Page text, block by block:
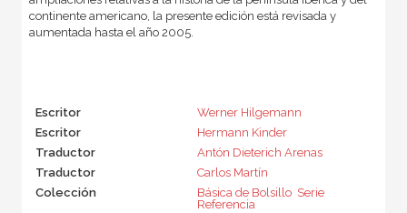
continente americano, la presente edición está revisada y
aumentada hasta el año 2005.
Escritor
Werner Hilgemann
Escritor
Hermann Kinder
Traductor
Antón Dieterich Arenas
Traductor
Carlos Martín
Colección
Básica de Bolsillo  Serie
Referencia